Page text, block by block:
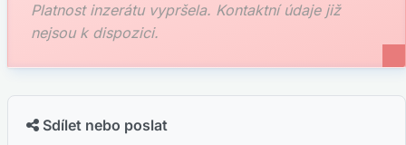
Platnost inzerátu vypršela. Kontaktní údaje již
nejsou k dispozici.
Sdílet nebo poslat